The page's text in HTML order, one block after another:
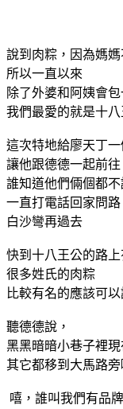
說到肉粽，因為媽
所以一直以來
除了外婆和阿姨會
我們最愛的就是十八
這次特地給廖天丁
讓他跟德德一起前往
誰知道他們倆個都
一直打電話回家問
白沙彎再過去
快到十八王公的路
很多姓氏的肉粽
比較有名的應該可
聽德德說，
黑黑暗暗小巷子裡
其它都移到大馬路旁
嘻，誰叫我們有品